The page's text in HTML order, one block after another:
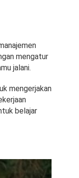
mengatur
jalani.
mengerjakan
belajar